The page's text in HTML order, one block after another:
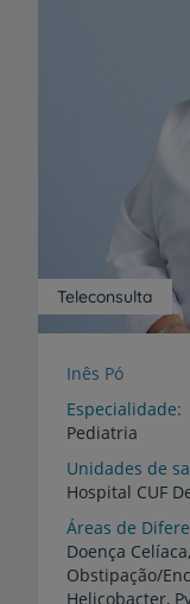
Teleconsulta
Inês Pó
Especialidade
Pediatria
Unidades de
Hospital CUF
Áreas de
Doença
Obstipação/